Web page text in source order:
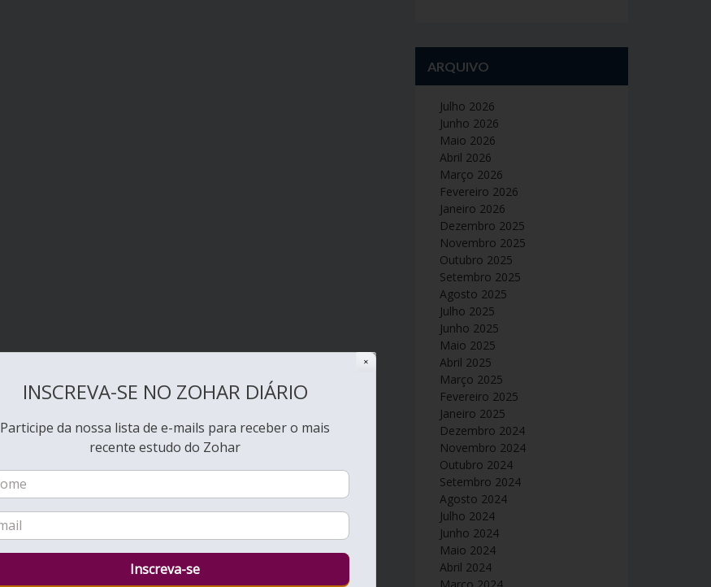
ARQUIVO
Julho 2026
Junho 2026
Maio 2026
Abril 2026
Março 2026
Fevereiro 2026
Janeiro 2026
Dezembro 2025
Novembro 2025
Outubro 2025
Setembro 2025
Agosto 2025
Julho 2025
Junho 2025
Maio 2025
Abril 2025
Março 2025
Fevereiro 2025
Janeiro 2025
Dezembro 2024
Novembro 2024
Outubro 2024
Setembro 2024
Agosto 2024
Julho 2024
Junho 2024
Maio 2024
Abril 2024
✕
INSCREVA-SE NO ZOHAR DIÁRIO
Participe da nossa lista de e-mails para receber o mais
recente estudo do Zohar